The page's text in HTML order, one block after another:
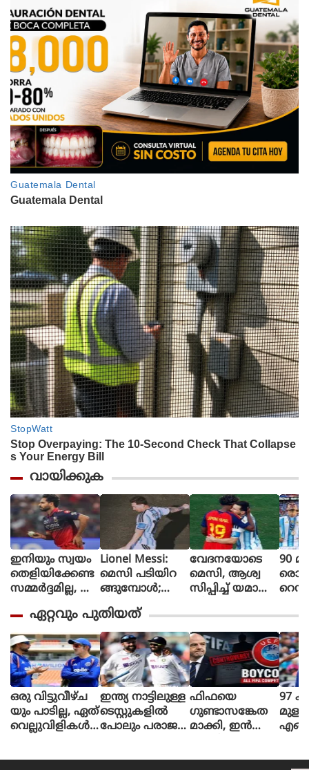
വായിക്കുക
ഇനിയും സ്വയം
തെളിയിക്കേണ്ട
സമ്മർദ്ദമില്ല, അ
ഭിച്ചാൽ സ
ന്തോഷം അത്ര
മാത്രം : ഭുവ
നേശ്വർ കുമാർ
Lionel Messi:
മെസി പടിയിറ
ങ്ങുമ്പോൾ;
വീണ്ടും
സാക്ഷിയായി
മെറ്റ്‌ലൈഫ്
വേദനയോടെ
മെസി, ആശ്വ
സിപ്പിച്ച് യമാൽ
90
രൊറ്റ
ളി
ൻ്റീന,
ഏറ്റവും പുതിയത്
ഒരു വിട്ടുവീഴ്ച
യും പാടില്ല, ഏത്
വെല്ലുവിളികൾ
ഇന്ത്യ നാട്ടിലുള്ള
ടെസ്റ്റുകളിൽ
പോലും പരാജയ
ഫിഫയെ
ഗുണ്ടാസങ്കേത
മാക്കി, ഇൻ
97